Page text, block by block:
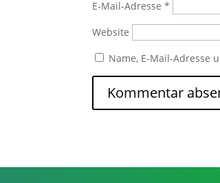
E-Mail-Adresse*
Website
Name, E-Mail-Adresse